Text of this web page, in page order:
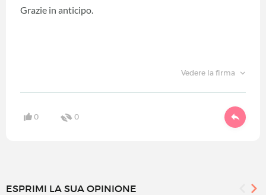
Grazie in anticipo.
Vedere la firma
0 0
ESPRIMI LA SUA OPINIONE